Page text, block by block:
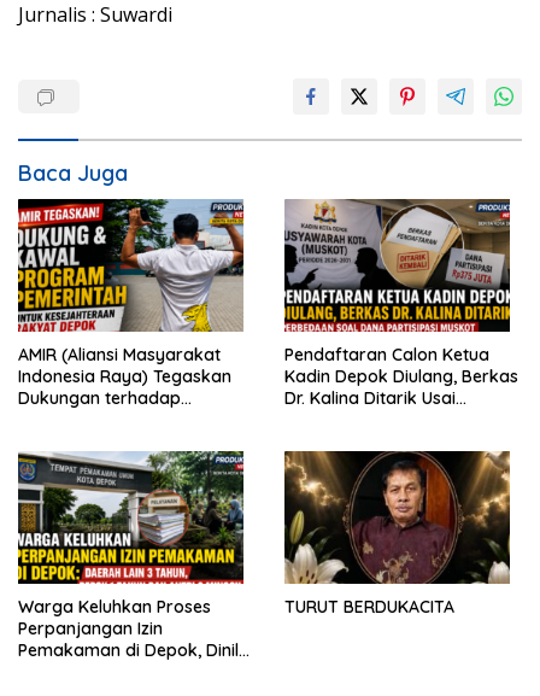
Jurnalis : Suwardi
Baca Juga
AMIR (Aliansi Masyarakat
Indonesia Raya) Tegaskan
Dukungan terhadap
Pendaftaran Calon Ketua
Kadin Depok Diulang, Berkas
Dr. Kalina Ditarik Usai
Warga Keluhkan Proses
Perpanjangan Izin
Pemakaman di Depok, Dinilai
TURUT BERDUKACITA